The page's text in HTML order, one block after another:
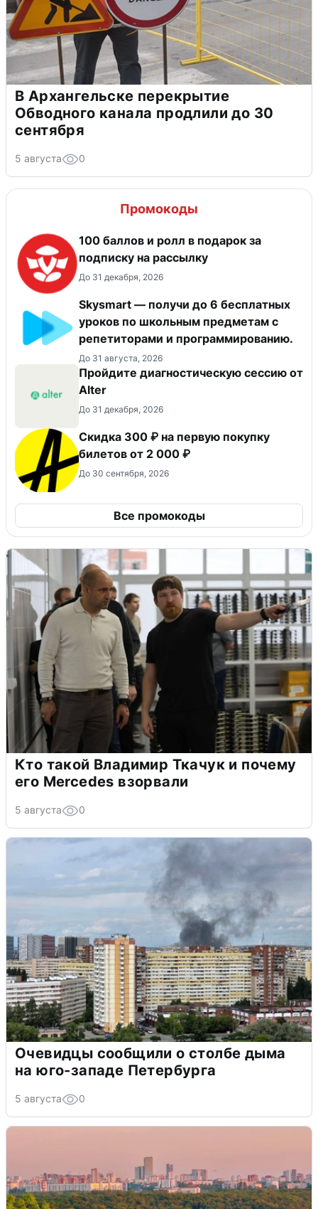
В Архангельске перекрытие
Обводного канала продлили до 30
сентября
5 августа 0
Промокоды
100 баллов и ролл в подарок за
подписку на рассылку
До 31 декабря, 2026
Skysmart — получи до 6 бесплатных
уроков по школьным предметам с
репетиторами и программированию.
До 31 августа, 2026
Пройдите диагностическую сессию от
Alter
До 31 декабря, 2026
Скидка 300 ₽ на первую покупку
билетов от 2 000 ₽
До 30 сентября, 2026
Все промокоды
Кто такой Владимир Ткачук и почему
его Mercedes взорвали
5 августа 0
Очевидцы сообщили о столбе дыма
на юго-западе Петербурга
5 августа 0